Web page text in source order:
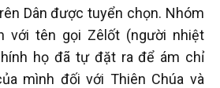
Dân được tuyển chọn. Nhóm
với tên gọi Zêlốt (người nhiệt
họ đã tự đặt ra để ám chỉ
mình đối với Thiên Chúa và